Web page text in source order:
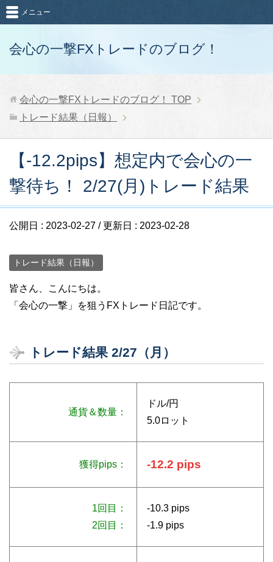
会心の一撃FXトレードのブログ！
メニュー
会心の一撃FXトレードのブログ！
TOP
トレード結果（日報）
【-12.2pips】想定内で会心の一
撃待ち！ 2/27(月)トレード結果
公開日 : 2023-02-27 / 更新日 : 2023-02-28
トレード結果（日報）
皆さん、こんにちは。
「会心の一撃」を狙うFXトレード日記です。
トレード結果 2/27（月）
通貨＆数量：
ドル/円
5.0ロット
獲得pips： -12.2 pips
1回目：
2回目：
-10.3 pips
-1.9 pips